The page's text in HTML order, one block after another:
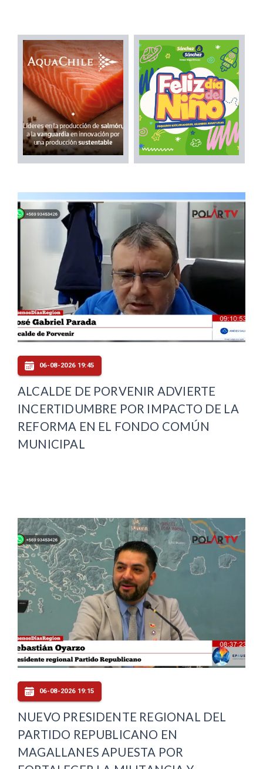
06-08-2026 19:45
ALCALDE DE PORVENIR ADVIERTE
INCERTIDUMBRE POR IMPACTO DE LA
REFORMA EN EL FONDO COMÚN
MUNICIPAL
06-08-2026 19:15
NUEVO PRESIDENTE REGIONAL DEL
PARTIDO REPUBLICANO EN
MAGALLANES APUESTA POR